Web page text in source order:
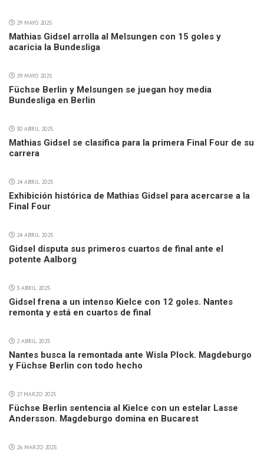
29 MAYO 2025
Mathias Gidsel arrolla al Melsungen con 15 goles y
acaricia la Bundesliga
29 MAYO 2025
Füchse Berlin y Melsungen se juegan hoy media
Bundesliga en Berlin
30 ABRIL 2025
Mathias Gidsel se clasifica para la primera Final Four de su
carrera
24 ABRIL 2025
Exhibición histórica de Mathias Gidsel para acercarse a la
Final Four
24 ABRIL 2025
Gidsel disputa sus primeros cuartos de final ante el
potente Aalborg
3 ABRIL 2025
Gidsel frena a un intenso Kielce con 12 goles. Nantes
remonta y está en cuartos de final
2 ABRIL 2025
Nantes busca la remontada ante Wisla Plock. Magdeburgo
y Füchse Berlin con todo hecho
27 MARZO 2025
Füchse Berlin sentencia al Kielce con un estelar Lasse
Andersson. Magdeburgo domina en Bucarest
26 MARZO 2025